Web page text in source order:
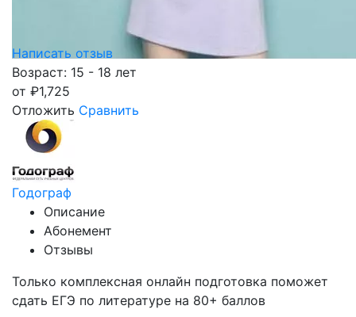
Написать отзыв
Возраст: 15 - 18 лет
от ₽1,725
Отложить Сравнить
Годограф
Описание
Абонемент
Отзывы
Только комплексная онлайн подготовка поможет
сдать ЕГЭ по литературе на 80+ баллов